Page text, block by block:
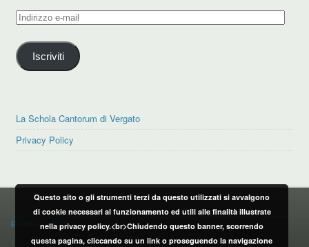
Indirizzo
mail
Iscriviti
La Schola Cantorum di Vergato
Privacy Policy
PRIVACY POLICY
privacy policy
CONTATTI:
Questo sito o gli strumenti terzi da questo utilizzati si avvalgono
di cookie necessari al funzionamento ed utili alle finalità illustrate
nella privacy policy.<br>Chiudendo questo banner, scorrendo
questa pagina, cliccando su un link o proseguendo la navigazione